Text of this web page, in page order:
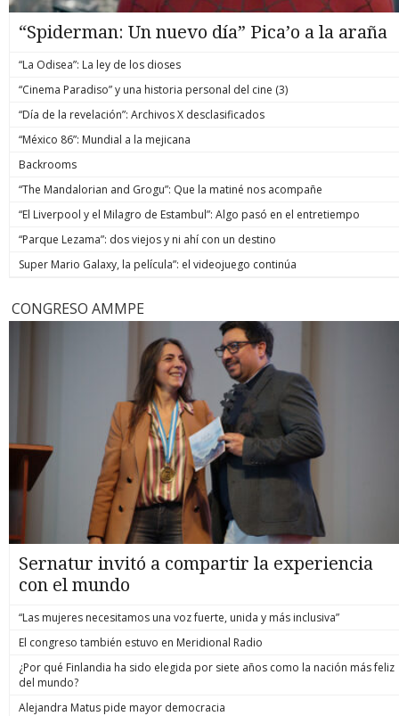
“Spiderman: Un nuevo día” Pica’o a la araña
“La Odisea”: La ley de los dioses
“Cinema Paradiso” y una historia personal del cine (3)
“Día de la revelación”: Archivos X desclasificados
“México 86”: Mundial a la mejicana
Backrooms
“The Mandalorian and Grogu”: Que la matiné nos acompañe
“El Liverpool y el Milagro de Estambul”: Algo pasó en el entretiempo
“Parque Lezama”: dos viejos y ni ahí con un destino
Super Mario Galaxy, la película”: el videojuego continúa
CONGRESO AMMPE
Sernatur invitó a compartir la experiencia
con el mundo
“Las mujeres necesitamos una voz fuerte, unida y más inclusiva”
El congreso también estuvo en Meridional Radio
¿Por qué Finlandia ha sido elegida por siete años como la nación más feliz
del mundo?
Alejandra Matus pide mayor democracia